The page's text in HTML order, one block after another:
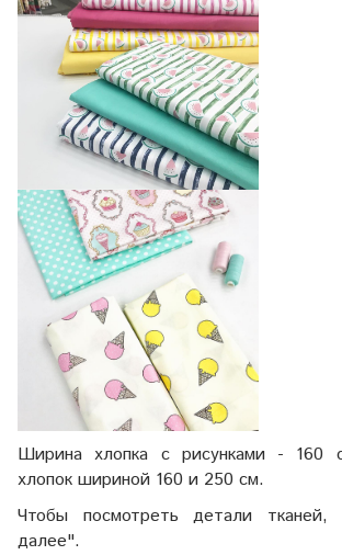
Ширина хлопка с рисунками - 160
хлопок шириной 160 и 250 см.
Чтобы посмотреть детали тканей,
далее".